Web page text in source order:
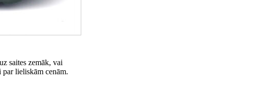
saites zemāk, vai
lieliskām cenām.